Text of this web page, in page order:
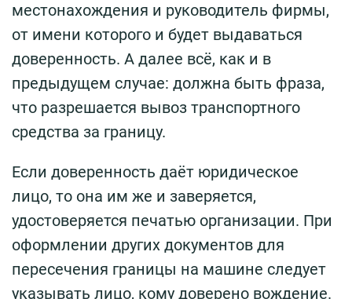
местонахождения и руководитель фирмы,
от имени которого и будет выдаваться
доверенность. А далее всё, как и в
предыдущем случае: должна быть фраза,
что разрешается вывоз транспортного
средства за границу.
Если доверенность даёт юридическое
лицо, то она им же и заверяется,
удостоверяется печатью организации. При
оформлении других документов для
пересечения границы на машине следует
указывать лицо, кому доверено вождение.